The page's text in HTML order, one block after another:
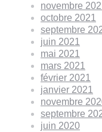
novembre
octobre 2021
septembre
juin 2021
mai 2021
mars 2021
février 2021
janvier 2021
novembre
septembre
juin 2020